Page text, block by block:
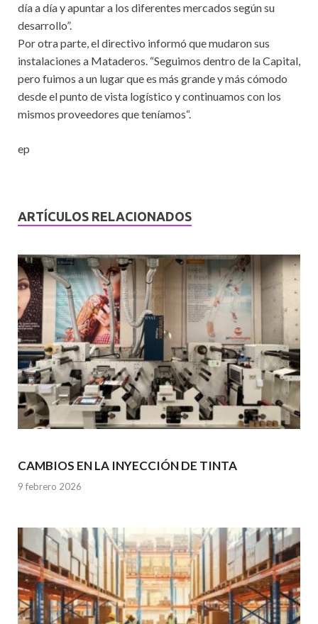
día a día y apuntar a los diferentes mercados según su
desarrollo”.
Por otra parte, el directivo informó que mudaron sus
instalaciones a Mataderos. “Seguimos dentro de la Capital,
pero fuimos a un lugar que es más grande y más cómodo
desde el punto de vista logístico y continuamos con los
mismos proveedores que teníamos“.
ep
ARTÍCULOS RELACIONADOS
CAMBIOS EN LA INYECCIÓN DE TINTA
9 febrero 2026